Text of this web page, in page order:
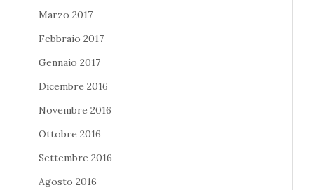
Marzo 2017
Febbraio 2017
Gennaio 2017
Dicembre 2016
Novembre 2016
Ottobre 2016
Settembre 2016
Agosto 2016